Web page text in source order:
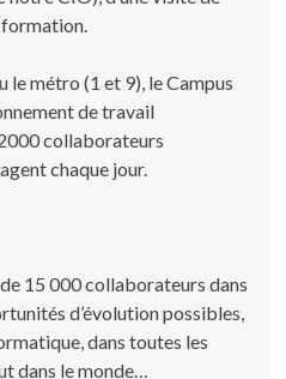
formation.
le métro (1 et 9), le Campus
de travail
collaborateurs
chaque jour.
15 000 collaborateurs dans
d’évolution possibles,
dans toutes les
dans le monde…